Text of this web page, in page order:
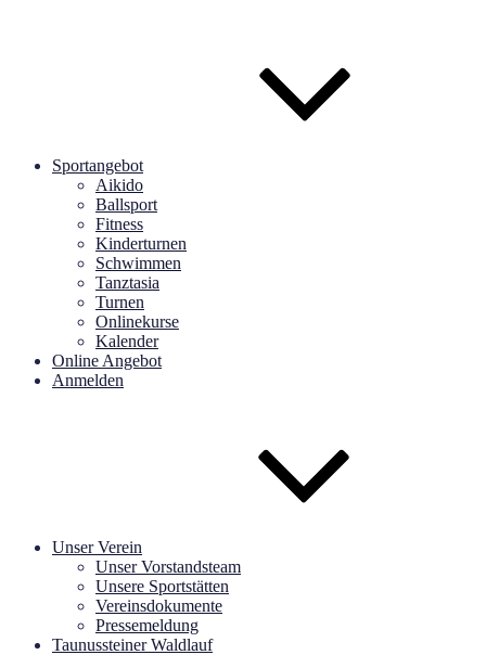
Sportangebot
Aikido
Ballsport
Fitness
Kinderturnen
Schwimmen
Tanztasia
Turnen
Onlinekurse
Kalender
Online Angebot
Anmelden
Unser Verein
Unser Vorstandsteam
Unsere Sportstätten
Vereinsdokumente
Pressemeldung
Taunussteiner Waldlauf